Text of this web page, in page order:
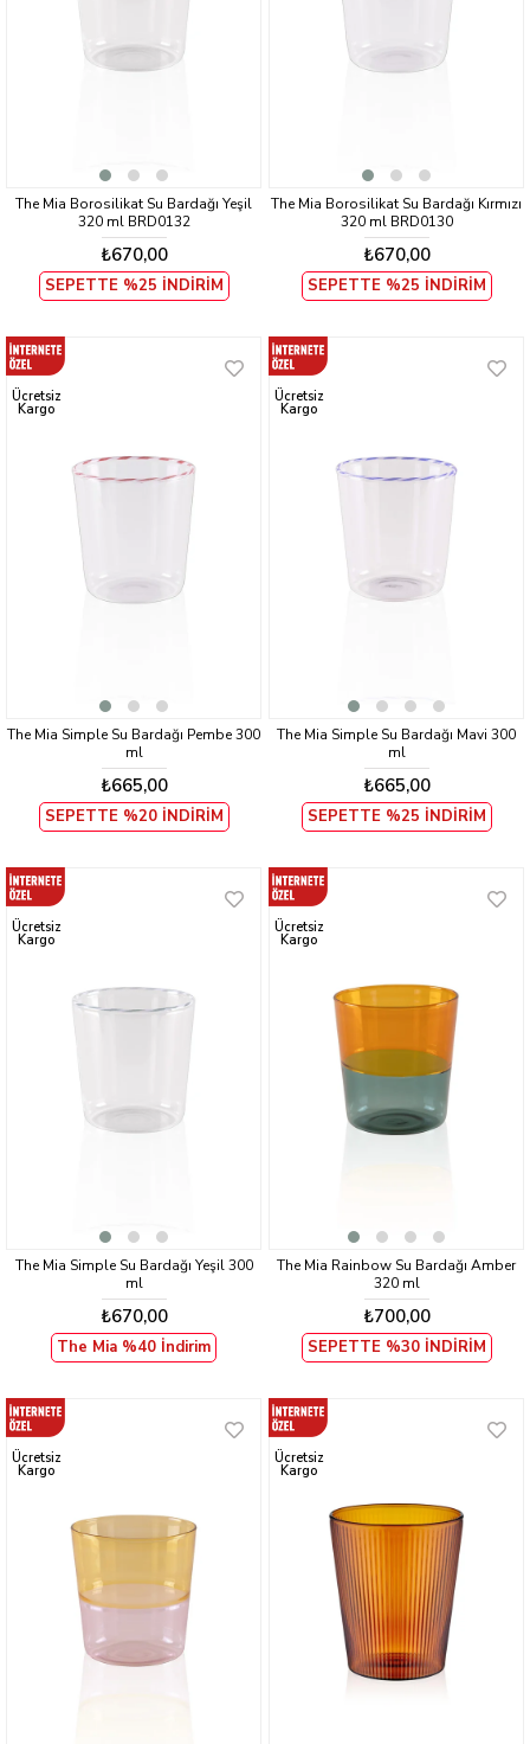
The Mia Borosilikat Su Bardağı Yeşil
320 ml BRD0132
₺670,00
SEPETTE %25 İNDİRİM
The Mia Borosilikat Su Bardağı Kırmızı
320 ml BRD0130
₺670,00
SEPETTE %25 İNDİRİM
The Mia Simple Su Bardağı Pembe 300
ml
₺665,00
SEPETTE %20 İNDİRİM
Ücretsiz
Kargo
The Mia Simple Su Bardağı Mavi 300
ml
₺665,00
SEPETTE %25 İNDİRİM
Ücretsiz
Kargo
The Mia Simple Su Bardağı Yeşil 300
ml
₺670,00
The Mia %40 İndirim
Ücretsiz
Kargo
The Mia Rainbow Su Bardağı Amber
320 ml
₺700,00
SEPETTE %30 İNDİRİM
Ücretsiz
Kargo
Ücretsiz
Kargo
Ücretsiz
Kargo